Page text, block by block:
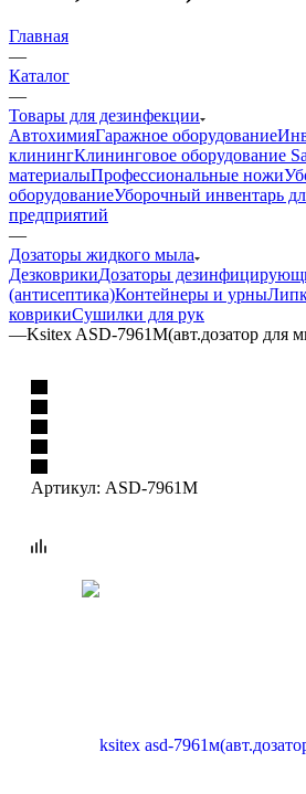
Главная
—
Каталог
—
Товары для дезинфекции
АвтохимияГаражное оборудование
клинингКлининговое оборудование
материалыПрофессиональные ножи
оборудованиеУборочный инвентарь
предприятий
—
Дозаторы жидкого мыла
ДезковрикиДозаторы
(антисептика)Контейнеры и урны
коврикиСушилки для рук
—Ksitex ASD-7961М(авт.дозатор для
Артикул: ASD-7961М